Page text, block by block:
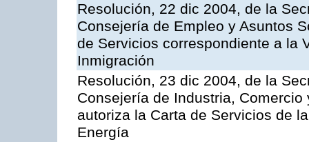
Resolución, 22 dic 2004, de la
Consejería de Empleo y Asuntos
de Servicios correspondiente a la
Inmigración
Resolución, 23 dic 2004, de la
Consejería de Industria,
autoriza la Carta de Servicios de
Energía